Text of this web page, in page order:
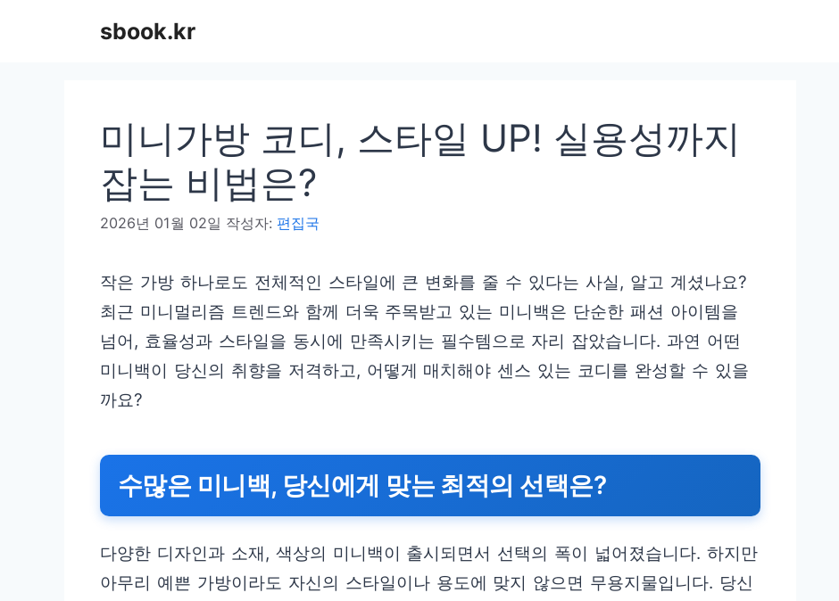
sbook.kr
미니가방 코디, 스타일 UP! 실용성까지
잡는 비법은?
2026년 01월 02일 작성자: 편집국
작은 가방 하나로도 전체적인 스타일에 큰 변화를 줄 수 있다는 사실, 알고 계셨나요?
최근 미니멀리즘 트렌드와 함께 더욱 주목받고 있는 미니백은 단순한 패션 아이템을
넘어, 효율성과 스타일을 동시에 만족시키는 필수템으로 자리 잡았습니다. 과연 어떤
미니백이 당신의 취향을 저격하고, 어떻게 매치해야 센스 있는 코디를 완성할 수 있을
까요?
수많은 미니백, 당신에게 맞는 최적의 선택은?
다양한 디자인과 소재, 색상의 미니백이 출시되면서 선택의 폭이 넓어졌습니다. 하지만
아무리 예쁜 가방이라도 자신의 스타일이나 용도에 맞지 않으면 무용지물입니다. 당신